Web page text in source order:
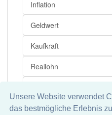
Unsere Website verwendet
das bestmögliche Erlebnis
Inflation
Geldwert
Kaufkraft
Reallohn
Preisniveau